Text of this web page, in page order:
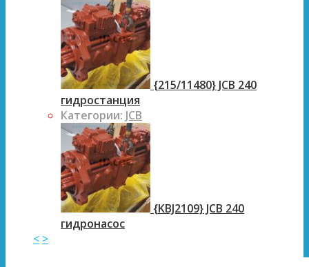
{215/11480} JCB 240
гидростанция
Категории: JCB
{KBJ2109} JCB 240
гидронасос
< >